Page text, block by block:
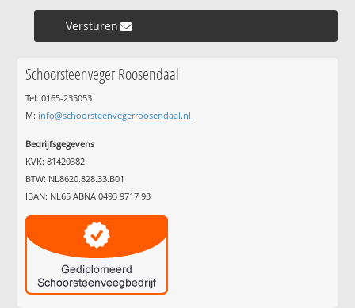
Versturen »
Schoorsteenveger Roosendaal
Tel: 0165-235053
M: info@schoorsteenvegerroosendaal.nl
Bedrijfsgegevens
KVK: 81420382
BTW: NL8620.828.33.B01
IBAN: NL65 ABNA 0493 9717 93